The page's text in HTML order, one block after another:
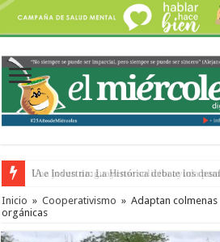
IA e Industria: La Histórica debate los
Inicio » Cooperativismo » Adaptan
orgánicas